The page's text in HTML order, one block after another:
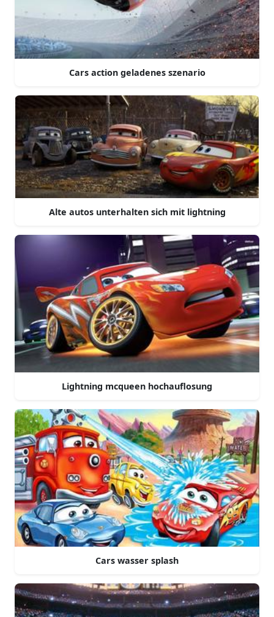
Cars action geladenes szenario
Alte autos unterhalten sich mit lightning
Lightning mcqueen hochauflosung
Cars wasser splash